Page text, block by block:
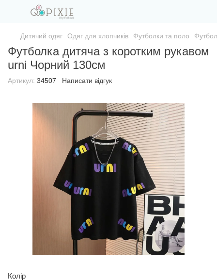
Дитячий одяг Одяг для хлопчиків Футболки та поло
Футболка дитяча з коротким рукавом
urni Чорний 130см
Артикул: 34507 Написати відгук
Колір